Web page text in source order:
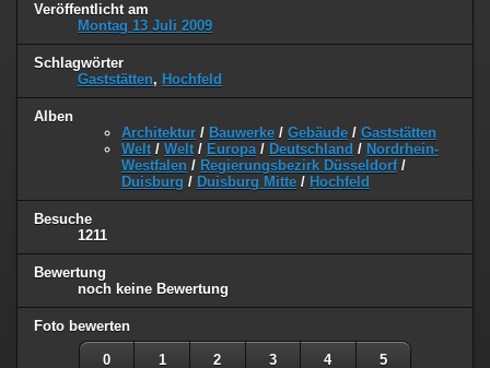
Veröffentlicht am
Montag 13 Juli 2009
Schlagwörter
Gaststätten, Hochfeld
Alben
Architektur / Bauwerke / Gebäude / Gaststätten
Welt / Welt / Europa/ Deutschland / Nordrhein-
Westfalen / Regierungsbezirk Düsseldorf/
Duisburg / Duisburg Mitte / Hochfeld
Besuche
1211
Bewertung
noch keine Bewertung
Foto bewerten
0 1 2 3 4 5